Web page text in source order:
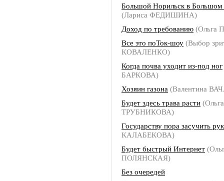
Большой Норильск в Большом
(Лариса ФЕДИШИНА)
Доход по требованию (Ольга
Все это поТок-шоу (Выбор
КОВАЛЕНКО)
Когда почва уходит из-под ног
БАРКОВА)
Хозяин газона (Валентина
Будет здесь трава расти (Ольга
ТРУБНИКОВА)
Государству пора засучить
КАЛАБЕКОВА)
Будет быстрый Интернет
ПОЛЯНСКАЯ)
Без очередей